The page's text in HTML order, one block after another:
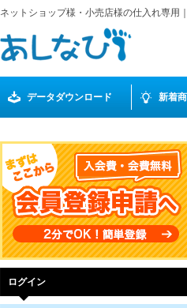
ネットショップ様・小売店様の仕入れ専用
データダウンロード 新着
ログイン